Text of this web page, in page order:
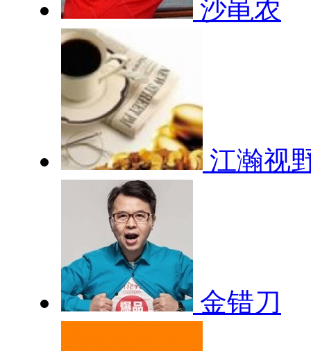
沙黾农
江瀚视
金错刀